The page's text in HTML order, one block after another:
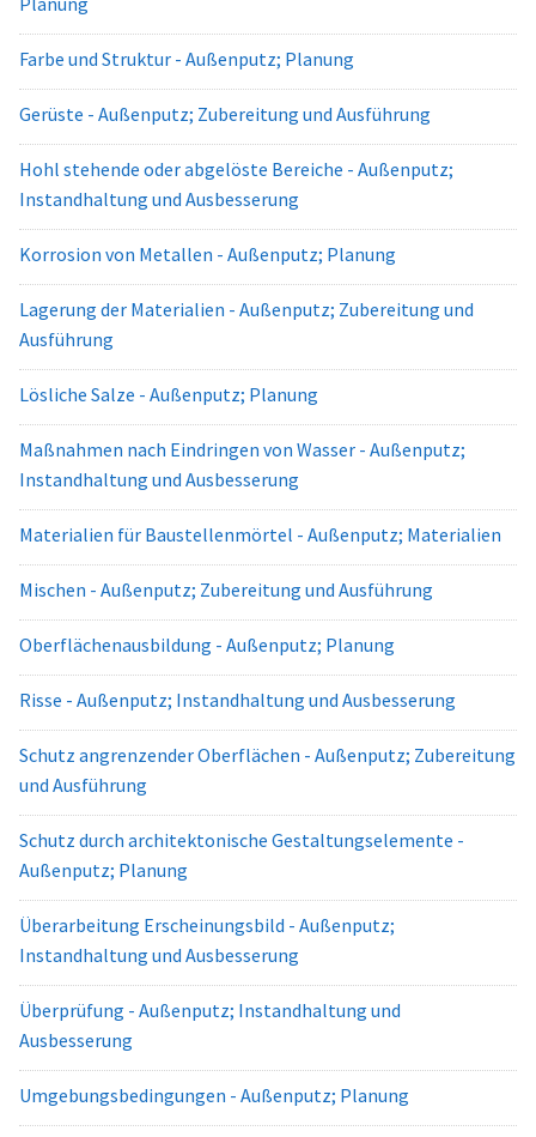
Farbe und Struktur - Außenputz; Planung
Gerüste - Außenputz; Zubereitung und Ausführung
Hohl stehende oder abgelöste Bereiche - Außenputz;
Instandhaltung und Ausbesserung
Korrosion von Metallen - Außenputz; Planung
Lagerung der Materialien - Außenputz; Zubereitung und
Ausführung
Lösliche Salze - Außenputz; Planung
Maßnahmen nach Eindringen von Wasser - Außenputz;
Instandhaltung und Ausbesserung
Materialien für Baustellenmörtel - Außenputz; Materialien
Mischen - Außenputz; Zubereitung und Ausführung
Oberflächenausbildung - Außenputz; Planung
Risse - Außenputz; Instandhaltung und Ausbesserung
Schutz angrenzender Oberflächen - Außenputz; Zubereitung
und Ausführung
Schutz durch architektonische Gestaltungselemente -
Außenputz; Planung
Überarbeitung Erscheinungsbild - Außenputz;
Instandhaltung und Ausbesserung
Überprüfung - Außenputz; Instandhaltung und
Ausbesserung
Umgebungsbedingungen - Außenputz; Planung